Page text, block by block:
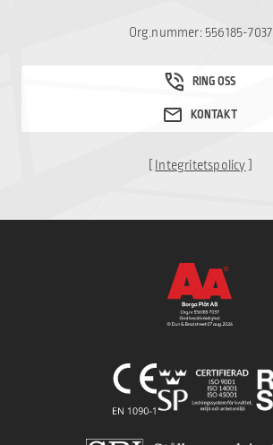
Org.nummer: 556185-7037
[Integritetspolicy]